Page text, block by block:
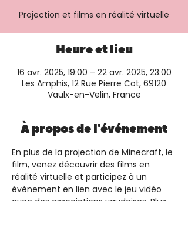
Projection et films en réalité virtuelle
Heure et lieu
16 avr. 2025, 19:00 – 22 avr. 2025, 23:00
Les Amphis, 12 Rue Pierre Cot, 69120
Vaulx-en-Velin, France
À propos de l'événement
En plus de la projection de Minecraft, le
film, venez découvrir des films en
réalité virtuelle et participez à un
évènement en lien avec le jeu vidéo
avec des associations vaudaises. Plus